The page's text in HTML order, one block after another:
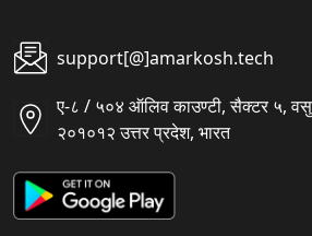
support[@]amarkosh.tech
ए-८ / ५०४ ऑलिव काउण्टी, सैक्टर ५,
२०१०१२ उत्तर प्रदेश, भारत